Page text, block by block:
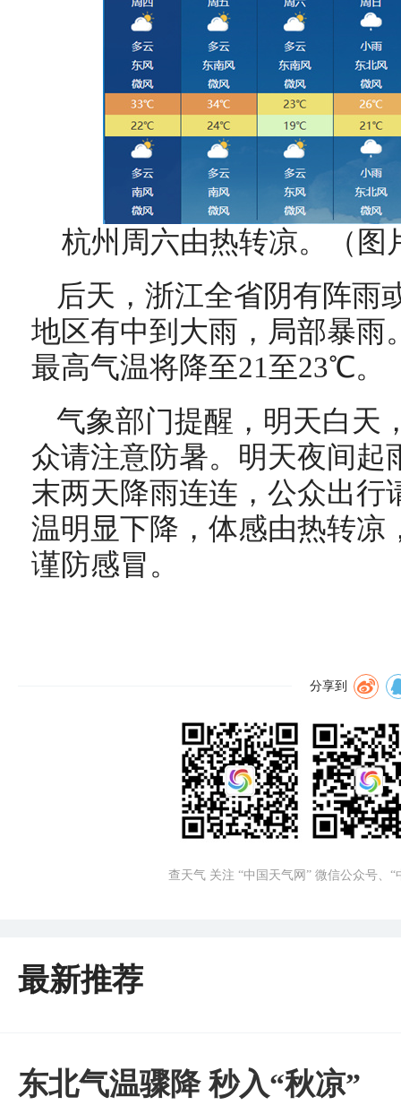
杭州周六由热转凉。（图
后天，浙江全省阴有阵雨
地区有中到大雨，局部暴雨
最高气温将降至21至23℃。
气象部门提醒，明天白天
众请注意防暑。明天夜间起
末两天降雨连连，公众出行
温明显下降，体感由热转凉
谨防感冒。
分享到
查天气 关注 “中国天气网” 微信公众号、
最新推荐
东北气温骤降 秒入“秋凉”